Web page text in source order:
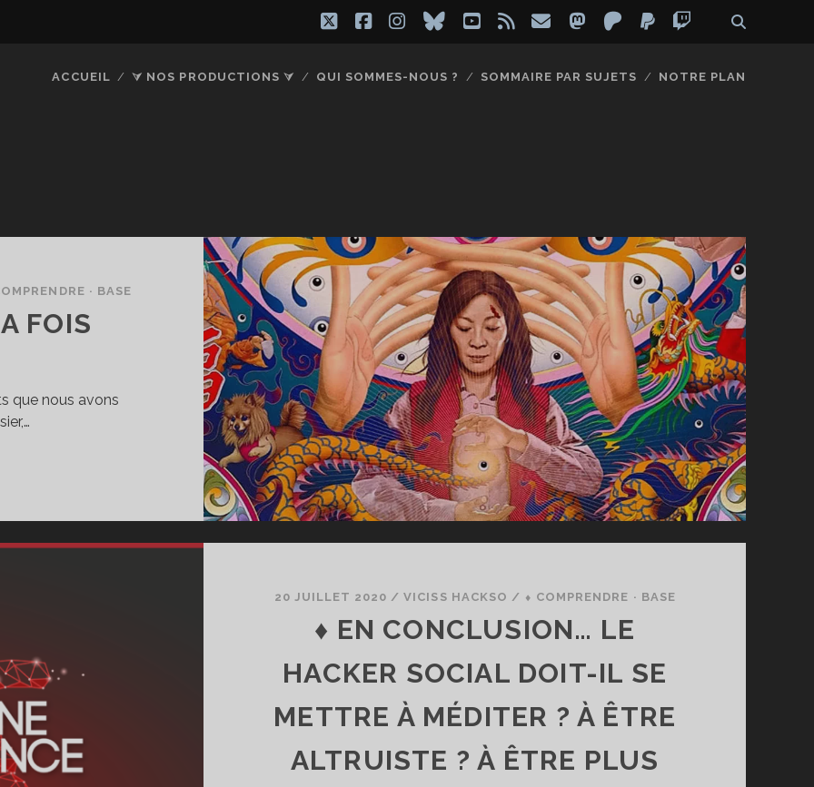
twitterfacebook
instagram
blueskyyoutube
rss emailmastodon
patreon
paypaltwitch
ACCUEIL ⮛ NOS PRODUCTIONS ⮛ QUI SOMMES-NOUS ? SOMMAIRE PAR SUJETS NOTRE PLAN
· BASE
FOIS
que nous avons
20 JUILLET 2020 /VICISS HACKSO / ⬧ COMPRENDRE · BASE
♦ EN CONCLUSION… LE
HACKER SOCIAL DOIT-IL SE
METTRE À MÉDITER ? À ÊTRE
ALTRUISTE ? À ÊTRE PLUS